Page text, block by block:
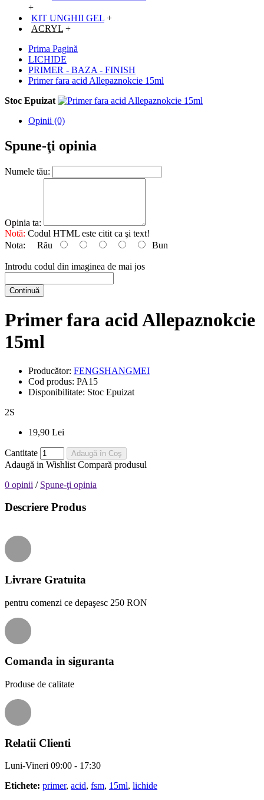
+
KIT UNGHII GEL +
ACRYL +
Prima Pagină
LICHIDE
PRIMER - BAZA - FINISH
Primer fara acid Allepaznokcie 15ml
Stoc Epuizat
Opinii (0)
Spune-ţi opinia
Numele tău:
Opinia ta:
Notă: Codul HTML este citit ca şi text!
Nota: Rău Bun
Introdu codul din imaginea de mai jos
Continuă
Primer fara acid Allepaznokcie
15ml
Producător: FENGSHANGMEI
Cod produs: PA15
Disponibilitate: Stoc Epuizat
2S
19,90 Lei
Cantitate Adaugă în Coş
Adaugă in Wishlist Compară produsul
0 opinii / Spune-ţi opinia
Descriere Produs
Livrare Gratuita
pentru comenzi ce depaşesc 250 RON
Comanda in siguranta
Produse de calitate
Relatii Clienti
Luni-Vineri 09:00 - 17:30
Etichete: primer, acid, fsm, 15ml, lichide